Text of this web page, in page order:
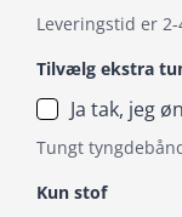
Leveringstid er
Tilvælg ekstra
Ja tak, jeg
Tungt
Kun stof